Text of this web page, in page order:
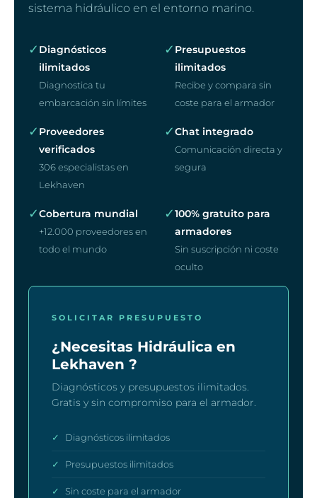
sistema hidráulico en el entorno marino.
✓ Diagnósticos
ilimitados
Diagnostica tu
embarcación sin límites
✓ Presupuestos
ilimitados
Recibe y compara sin
coste para el armador
✓ Proveedores
verificados
306 especialistas en
Lekhaven
✓Chat integrado
Comunicación directa y
segura
✓Cobertura mundial
+12.000 proveedores en
todo el mundo
✓100% gratuito para
armadores
Sin suscripción ni coste
oculto
SOLICITAR PRESUPUESTO
¿Necesitas Hidráulica en
Lekhaven ?
Diagnósticos y presupuestos ilimitados.
Gratis y sin compromiso para el armador.
✓ Diagnósticos ilimitados
✓ Presupuestos ilimitados
✓ Sin coste para el armador